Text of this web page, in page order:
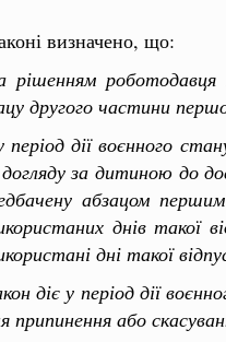
визначено, що:
рішенням роботодавця
другого частини
період дії воєнного
за дитиною до
абзацом
днів такої
дні такої
діє у період дії
припинення або